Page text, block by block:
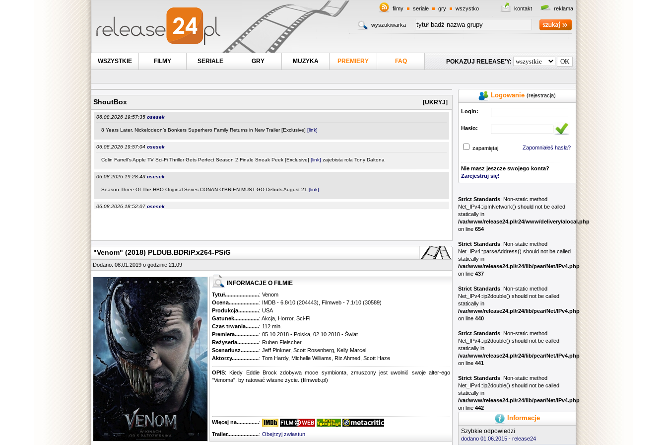
reklama
kontakt
filmy seriale gry wszystko
wyszukiwarka
POKAZUJ RELEASE'Y:
WSZYSTKIE FILMY SERIALE GRY MUZYKA PREMIERY FAQ
Logowanie (rejestracja)
Login:
Hasło:
Zapomniałeś hasła?
zapamiętaj
Nie masz jeszcze swojego konta?
Zarejestruj się!
Strict Standards: Non-static method
Net_IPv4::ipInNetwork() should not be called
statically in
/var/www/release24.pl/r24/www/delivery/alocal.php
on line 654
Strict Standards: Non-static method
Net_IPv4::parseAddress() should not be called
statically in
/var/www/release24.pl/r24/lib/pear/Net/IPv4.php
on line 437
Strict Standards: Non-static method
Net_IPv4::ip2double() should not be called
statically in
/var/www/release24.pl/r24/lib/pear/Net/IPv4.php
on line 440
Strict Standards: Non-static method
Net_IPv4::ip2double() should not be called
statically in
/var/www/release24.pl/r24/lib/pear/Net/IPv4.php
on line 441
Strict Standards: Non-static method
Net_IPv4::ip2double() should not be called
statically in
/var/www/release24.pl/r24/lib/pear/Net/IPv4.php
on line 442
Informacje
Szybkie odpowiedzi
dodano 01.06.2015 - release24
[UKRYJ]
ShoutBox
"Venom" (2018) PLDUB.BDRiP.x264-PSiG
Dodano: 08.01.2019 o godzinie 21:09
INFORMACJE O FILMIE
Tytuł............................................
: Venom
Ocena.............................................: IMDB - 6.8/10 (204443), Filmweb - 7.1/10 (30589)
Produkcja.........................................
: USA
Gatunek...........................................
: Akcja, Horror, Sci-Fi
Czas trwania......................................
: 112 min.
Premiera..........................................: 05.10.2018 - Polska, 02.10.2018 - Świat
Reżyseria........................................
: Ruben Fleischer
Scenariusz........................................: Jeff Pinkner, Scott Rosenberg, Kelly Marcel
Aktorzy...........................................: Tom Hardy, Michelle Williams, Riz Ahmed, Scott Haze
OPIS: Kiedy Eddie Brock zdobywa moce symbionta, zmuszony jest uwolnić swoje alter-ego
"Venoma", by ratować własne życie. (filmweb.pl)
Więcej na........................................
:
Trailer...........................................
: Obejrzyj zwiastun